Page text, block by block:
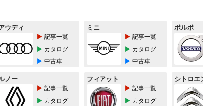
ウディ
記事一覧
カタログ
中古車
ミニ
記事一覧
カタログ
中古車
ボルボ
ノー
記事一覧
カタログ
フィアット
記事一覧
カタログ
シトロエ